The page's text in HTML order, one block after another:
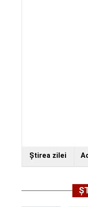
Ştirea zilei